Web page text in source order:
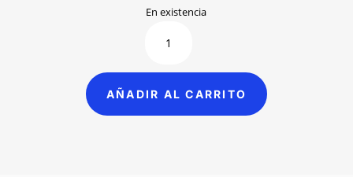
En existencia
masilla
extra
AÑADIR AL CARRITO